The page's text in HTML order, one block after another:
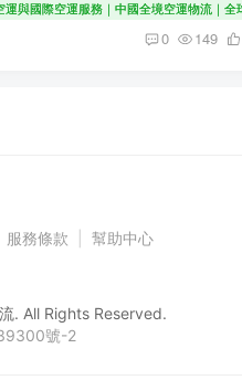
運與國際空運服務｜中國全境空運物流｜全
0 149
服務條款 幫助中心
. All Rights Reserved.
號-2